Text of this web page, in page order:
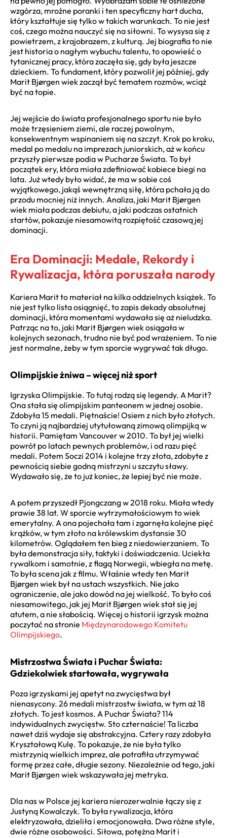
wzgórza, mroźne poranki i ten specyficzny hart ducha,
który kształtuje się tylko w takich warunkach. To nie jest
coś, czego można nauczyć się na siłowni. To wysysa się z
powietrzem, z krajobrazem, z kulturą. Jej biografia to nie
jest historia o nagłym wybuchu talentu, to opowieść o
tytanicznej pracy, która zaczęła się, gdy była jeszcze
dzieckiem. To fundament, który pozwolił jej później, gdy
Marit Bjørgen wiek zaczął być tematem rozmów, wciąż
być na topie.
Jej wejście do świata profesjonalnego sportu nie było
może trzęsieniem ziemi, ale raczej powolnym,
konsekwentnym wspinaniem się na szczyt. Krok po kroku,
medal po medalu na imprezach juniorskich, aż w końcu
przyszły pierwsze podia w Pucharze Świata. To był
początek ery, która miała zdefiniować kobiece biegi na
lata. Już wtedy było widać, że ma w sobie coś
wyjątkowego, jakąś wewnętrzną siłę, która pchała ją do
przodu mocniej niż innych. Analiza, jaki Marit Bjørgen
wiek miała podczas debiutu, a jaki podczas ostatnich
startów, pokazuje niesamowitą rozpiętość czasową jej
dominacji.
Era Dominacji: Medale, Rekordy i
Rywalizacja, która poruszała narody
Kariera Marit to materiał na kilka oddzielnych książek. To
nie jest tylko lista osiągnięć, to zapis dekady absolutnej
dominacji, która momentami wydawała się aż nieludzka.
Patrząc na to, jaki Marit Bjørgen wiek osiągała w
kolejnych sezonach, trudno nie być pod wrażeniem. To nie
jest normalne, żeby w tym sporcie wygrywać tak długo.
Olimpijskie żniwa – więcej niż sport
Igrzyska Olimpijskie. To tutaj rodzą się legendy. A Marit?
Ona stała się olimpijskim panteonem w jednej osobie.
Zdobyła 15 medali. Piętnaście! Osiem z nich było złotych.
To czyni ją najbardziej utytułowaną zimową olimpijką w
historii. Pamiętam Vancouver w 2010. To był jej wielki
powrót po latach pewnych problemów, i od razu pięć
medali. Potem Soczi 2014 i kolejne trzy złota, zdobyte z
pewnością siebie godną mistrzyni u szczytu sławy.
Wydawało się, że to już koniec, że lepiej być nie może.
A potem przyszedł Pjongczang w 2018 roku. Miała wtedy
prawie 38 lat. W sporcie wytrzymałościowym to wiek
emerytalny. A ona pojechała tam i zgarnęła kolejne pięć
krążków, w tym złoto na królewskim dystansie 30
kilometrów. Oglądałem ten bieg z niedowierzaniem. To
była demonstracja siły, taktyki i doświadczenia. Uciekła
rywalkom i samotnie, z flagą Norwegii, wbiegła na metę.
To była scena jak z filmu. Właśnie wtedy ten Marit
Bjørgen wiek był na ustach wszystkich. Nie jako
ograniczenie, ale jako dowód na jej wielkość. To było coś
niesamowitego, jak jej Marit Bjørgen wiek stał się jej
atutem, a nie słabością. Więcej o historii igrzysk można
poczytać na stronie Międzynarodowego Komitetu
Olimpijskiego.
Mistrzostwa Świata i Puchar Świata:
Gdziekolwiek startowała, wygrywała
Poza igrzyskami jej apetyt na zwycięstwa był
nienasycony. 26 medali mistrzostw świata, w tym aż 18
złotych. To jest kosmos. A Puchar Świata? 114
indywidualnych zwycięstw. Sto czternaście! Ta liczba
nawet dziś wydaje się abstrakcyjna. Cztery razy zdobyła
Kryształową Kulę. To pokazuje, że nie była tylko
mistrzynią wielkich imprez, ale potrafiła utrzymywać
formę przez całe, długie sezony. Niezależnie od tego, jaki
Marit Bjørgen wiek wskazywała jej metryka.
Dla nas w Polsce jej kariera nierozerwalnie łączy się z
Justyną Kowalczyk. To była rywalizacja, która
elektryzowała, dzieliła i emocjonowała. Dwa różne style,
dwie różne osobowości. Siłowa, potężna Marit i